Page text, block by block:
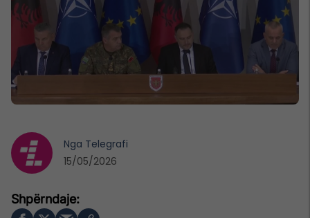
Nga Telegrafi
15/05/2026